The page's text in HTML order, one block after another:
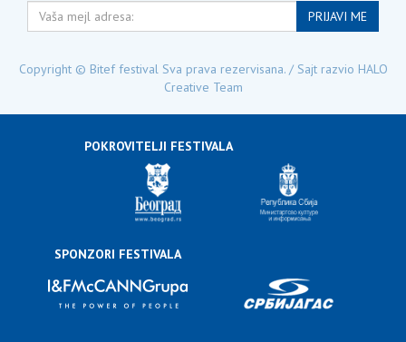
Vaša
mejl
PRIJAVI ME
Copyright © Bitef festival Sva prava rezervisana. / Sajt razvio HALO
Creative Team
POKROVITELJI FESTIVALA
SPONZORI FESTIVALA